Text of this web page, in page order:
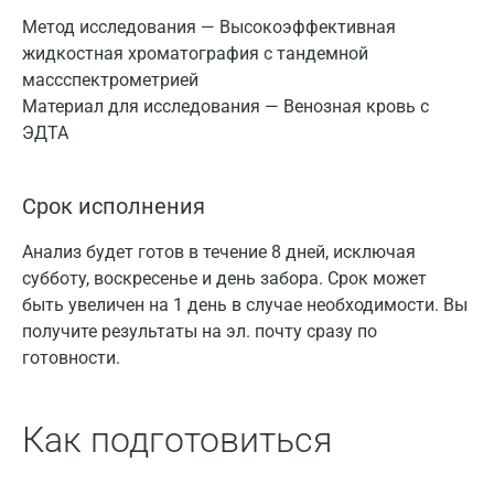
Метод исследования — Высокоэффективная
жидкостная хроматография с тандемной
массспектрометрией
Материал для исследования — Венозная кровь с
ЭДТА
Срок исполнения
Анализ будет готов в течение 8 дней, исключая
субботу, воскресенье и день забора. Срок может
быть увеличен на 1 день в случае необходимости. Вы
получите результаты на эл. почту сразу по
готовности.
Как подготовиться